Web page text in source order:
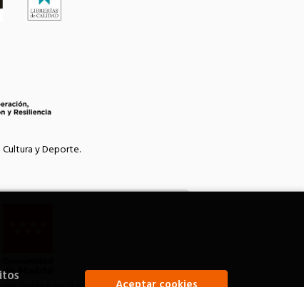
y Deporte.